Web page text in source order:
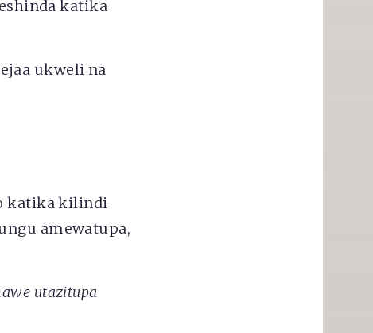
katika
ukweli na
katika kilindi
amewatupa,
utazitupa